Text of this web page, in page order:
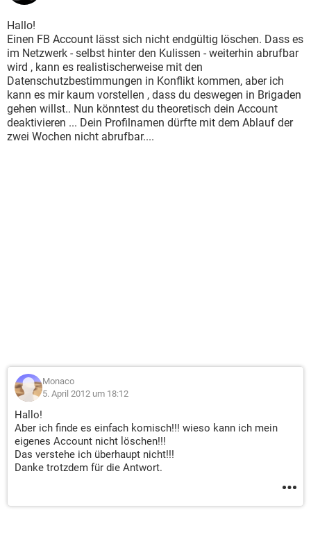
Hallo!
Einen FB Account lässt sich nicht endgültig löschen. Dass es
im Netzwerk - selbst hinter den Kulissen - weiterhin abrufbar
wird , kann es realistischerweise mit den
Datenschutzbestimmungen in Konflikt kommen, aber ich
kann es mir kaum vorstellen , dass du deswegen in Brigaden
gehen willst.. Nun könntest du theoretisch dein Account
deaktivieren ... Dein Profilnamen dürfte mit dem Ablauf der
zwei Wochen nicht abrufbar....
Monaco
5. April 2012 um 18:12
Hallo!
Aber ich finde es einfach komisch!!! wieso kann ich mein
eigenes Account nicht löschen!!!
Das verstehe ich überhaupt nicht!!!
Danke trotzdem für die Antwort.